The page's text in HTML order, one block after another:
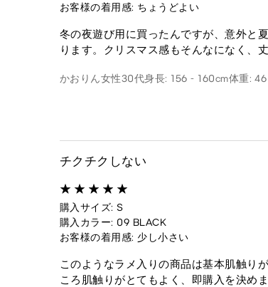
お客様の着用感: ちょうどよい
冬の夜遊び用に買ったんですが、意外と
ります。クリスマス感もそんなになく、
かおりん女性30代身長: 156 - 160cm体重:
チクチクしない
購入サイズ: S
購入カラー: 09 BLACK
お客様の着用感: 少し小さい
このようなラメ入りの商品は基本肌触り
ころ肌触りがとてもよく、即購入を決め